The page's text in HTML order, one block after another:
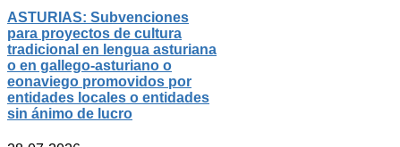
ASTURIAS: Subvenciones
para proyectos de cultura
tradicional en lengua asturiana
o en gallego-asturiano o
eonaviego promovidos por
entidades locales o entidades
sin ánimo de lucro